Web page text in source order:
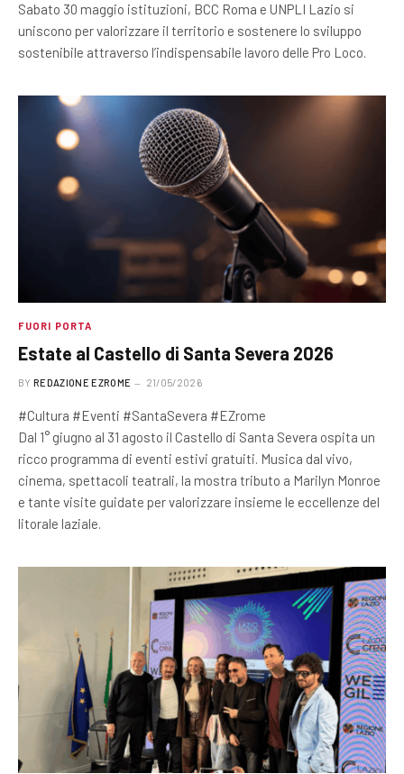
Sabato 30 maggio istituzioni, BCC Roma e UNPLI Lazio si
uniscono per valorizzare il territorio e sostenere lo sviluppo
sostenibile attraverso l’indispensabile lavoro delle Pro Loco.
FUORI PORTA
Estate al Castello di Santa Severa 2026
BY REDAZIONE EZROME 21/05/2026
#Cultura #Eventi #SantaSevera #EZrome
Dal 1° giugno al 31 agosto il Castello di Santa Severa ospita un
ricco programma di eventi estivi gratuiti. Musica dal vivo,
cinema, spettacoli teatrali, la mostra tributo a Marilyn Monroe
e tante visite guidate per valorizzare insieme le eccellenze del
litorale laziale.